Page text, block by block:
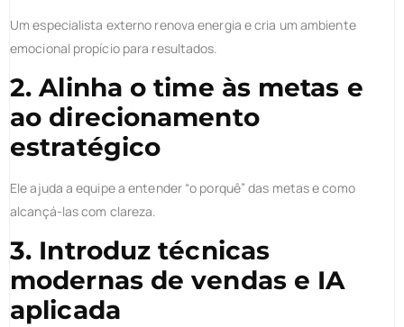
Um especialista externo renova energia e cria um ambiente
emocional propício para resultados.
2. Alinha o time às metas e
ao direcionamento
estratégico
Ele ajuda a equipe a entender “o porquê” das metas e como
alcançá-las com clareza.
3. Introduz técnicas
modernas de vendas e IA
aplicada